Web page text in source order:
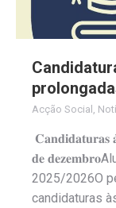
Acção Social ,
𝐂𝐚𝐧𝐝𝐢𝐝𝐚𝐭𝐮𝐫𝐚𝐬
𝐝𝐞
2025/2026O
candidaturas